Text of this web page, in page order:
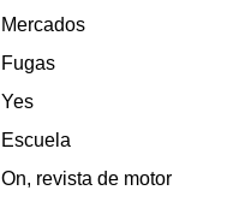
Mercados
Fugas
Yes
Escuela
On, revista de motor